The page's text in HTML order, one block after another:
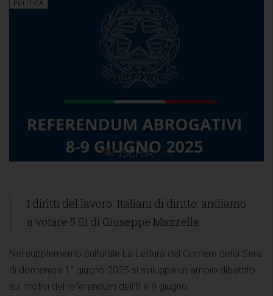
POLITICA
I diritti del lavoro. Italiani di diritto: andiamo
a votare 5 Sì di Giuseppe Mazzella
Nel supplemento culturale La Lettura del Corriere della Sera
di domenica 1° giugno 2025 si sviluppa un ampio dibattito
sui motivi del referendum dell'8 e 9 giugno.